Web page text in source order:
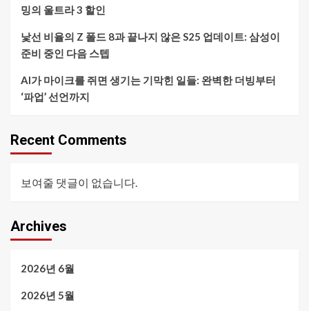
밍의 울트라 3 할인
낯선 비율의 Z 폴드 8과 끝나지 않은 S25 업데이트: 삼성이
준비 중인 다음 스텝
AI가 마이크를 쥐면 생기는 기막힌 일들: 완벽한 더빙부터
‘파업’ 선언까지
Recent Comments
보여줄 댓글이 없습니다.
Archives
2026년 6월
2026년 5월